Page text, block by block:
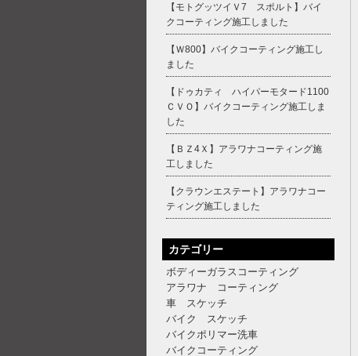
【モトグッツイＶ7 スポルト】バイ
クコーティング施工しました
【Ｗ800】バイクコーティング施工し
ました
【ドゥカティ ハイパーモタード1100
ＣＶＯ】バイクコーティング施工しま
した
【ＢＺ4Ｘ】アラワナコーティング施
工しました
【クラウンエステート】アラワナコー
ティング施工しました
カテゴリー
ボディーガラスコーティング
アラワナ コーティング
車 スケッチ
バイク スケッチ
バイクポリマー洗車
バイクコーティング